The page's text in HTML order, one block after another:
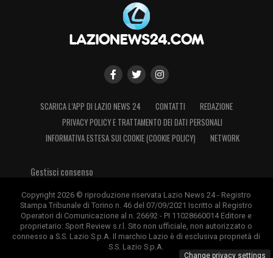
SCARICA L’APP DI LAZIO NEWS 24 CONTATTI
REDAZIONE
PRIVACY POLICY E TRATTAMENTO DEI DATI PERSONALI
INFORMATIVA ESTESA SUI COOKIE (COOKIE POLICY)
NETWORK
Gestisci consenso
Copyright 2026 © riproduzione riservata Lazio News 24 - Registro
Stampa Tribunale di Torino n. 46 del 07/09/2021 Iscritto al Registro
Operatori di Comunicazione al n. 26692 - PI 11028660014 Editore e
proprietario: Sport Review s.r.l. Sito non ufficiale, non autorizzato o
connesso a S.S. Lazio S.p.A. Il marchio Lazio è di esclusiva proprietà di
S.S. Lazio S.p.A.
Change privacy settings